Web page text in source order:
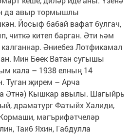
да авыр тормышлы
Йосыф бабай вафат булгач,
читкә китеп барган. Әти һәм
Әниебез Лотфикамал
Мин Бөек Ватан сугышы
кала – 1938 елның 14
Туган җирем – Арча
Әтнә) Кышкар авылы. Шагыйрь
драматург Фатыйх Халиди,
мәгърифәтчеләр
Таиб Яхин, Габдулла